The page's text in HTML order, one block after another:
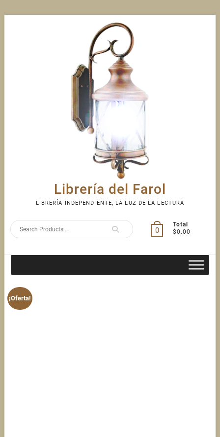
Librería del Farol
LIBRERÍA INDEPENDIENTE, LA LUZ DE LA LECTURA
Search
0
Total
$0.00
¡Oferta!